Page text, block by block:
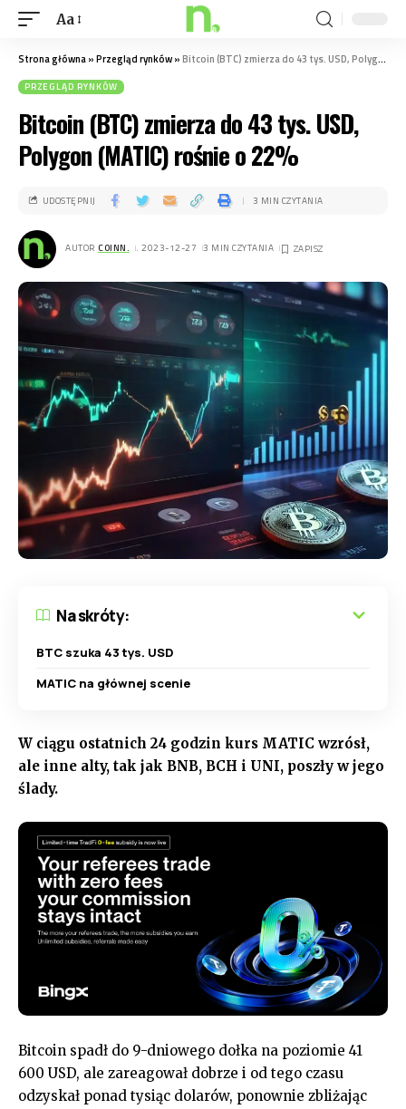
Aa
Strona główna»Przegląd rynków»Bitcoin (BTC) zmierza do 43 tys. USD, Polygon (MATIC) rośnie o 22%
PRZEGLĄD RYNKÓW
Bitcoin (BTC) zmierza do 43 tys. USD,
Polygon (MATIC) rośnie o 22%
AUTOR COINN. . 2023-12-27 3 MIN CZYTANIA
UDOSTĘPNIJ 3 MIN CZYTANIA
Na skróty:
BTC szuka 43 tys. USD
MATIC na głównej scenie
W ciągu ostatnich 24 godzin kurs MATIC wzrósł,
ale inne alty, tak jak BNB, BCH i UNI, poszły w jego
ślady.
Bitcoin spadł do 9-dniowego dołka na poziomie 41
600 USD, ale zareagował dobrze i od tego czasu
odzyskał ponad tysiąc dolarów, ponownie zbliżając